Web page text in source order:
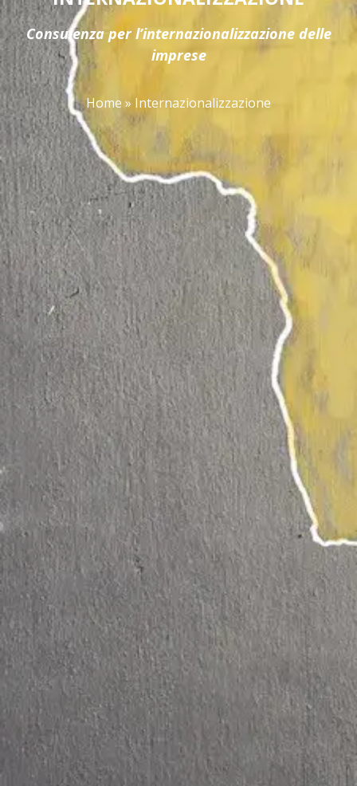
Consulenza per l’internazionalizzazione delle
imprese
Home » Internazionalizzazione